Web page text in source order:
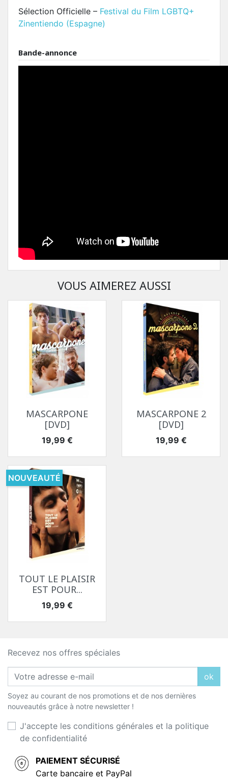
Sélection Officielle – Festival du Film LGBTQ+
Zinentiendo (Espagne)
Bande-annonce
VOUS AIMEREZ AUSSI
MASCARPONE
[DVD]
Prix
19,99 €
MASCARPONE 2
[DVD]
Prix
19,99 €
TOUT LE PLAISIR
EST POUR...
Prix
19,99 €
NOUVEAUTÉ
Recevez nos offres spéciales
ok
Soyez au courant de nos promotions et de nos dernières
nouveautés grâce à notre newsletter !
J'accepte les conditions générales et la politique
de confidentialité
PAIEMENT SÉCURISÉ
Carte bancaire et PayPal